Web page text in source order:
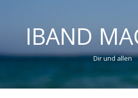
IBAND
Dir und allen